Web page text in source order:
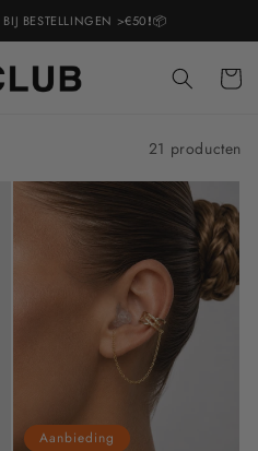
BIJ BESTELLINGEN >€50!📦
21 producten
Aanbieding